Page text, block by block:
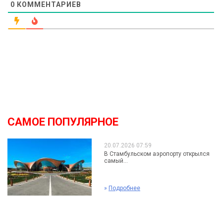
0 КОММЕНТАРИЕВ
САМОЕ ПОПУЛЯРНОЕ
20.07.2026 07:59
В Стамбульском аэропорту открылся
самый...
» Подробнее